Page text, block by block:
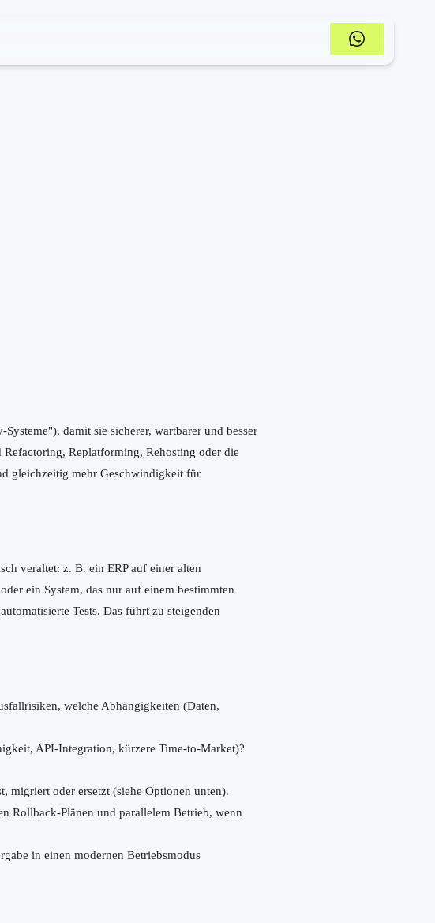
damit sie sicherer, wartbarer und besser
Replatforming, Rehosting oder die
gleichzeitig mehr Geschwindigkeit für
veraltet: z. B. ein ERP auf einer alten
ein System, das nur auf einem bestimmten
Tests. Das führt zu steigenden
welche Abhängigkeiten (Daten,
API-Integration, kürzere Time-to-Market)?
migriert oder ersetzt (siehe Optionen unten).
Rollback-Plänen und parallelem Betrieb, wenn
in einen modernen Betriebsmodus